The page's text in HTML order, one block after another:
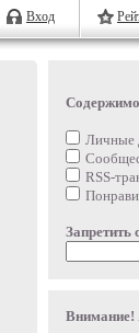
Вход
Личные
RSS-
Запретить
Внимание!